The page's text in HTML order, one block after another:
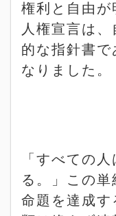
権利と自由が
人権宣言は
的な指針書で
なりました。
「すべての
る。」この
命題を達成す